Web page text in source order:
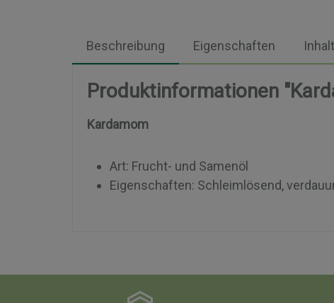
Beschreibung Eigenschaften
Produktinformationen
Kardamom
Art: Frucht- und Samenöl
Eigenschaften: Schleimlösend,